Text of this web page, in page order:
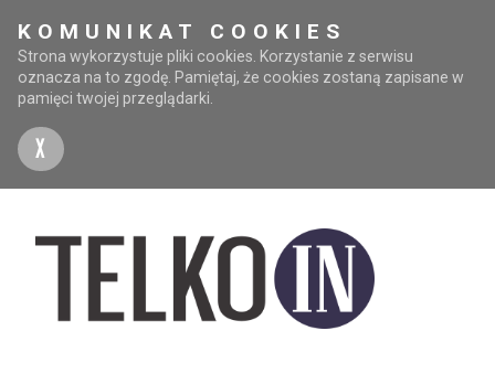
KOMUNIKAT COOKIES
Strona wykorzystuje pliki cookies. Korzystanie z serwisu
oznacza na to zgodę. Pamiętaj, że cookies zostaną zapisane w
pamięci twojej przeglądarki.
X